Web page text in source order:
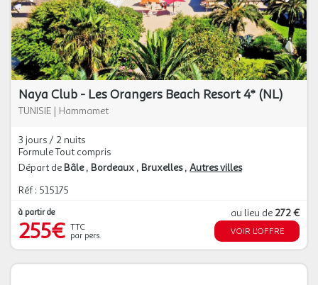
Naya Club - Les Orangers Beach Resort 4* (NL)
TUNISIE | Hammamet
3 jours / 2 nuits
Formule Tout compris
Départ de Bâle Bordeaux Bruxelles Autres villes
Réf : 515175
à partir de
255€ TTC
par pers.
au lieu de 272 €
VOIR L'OFFRE